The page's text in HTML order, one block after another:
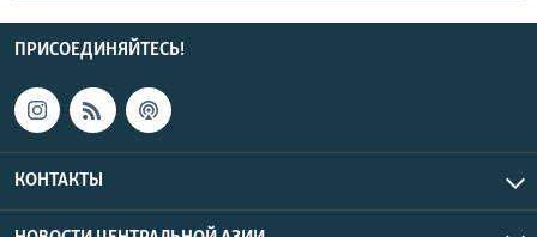
ПРИСОЕДИНЯЙТЕСЬ!
КОНТАКТЫ